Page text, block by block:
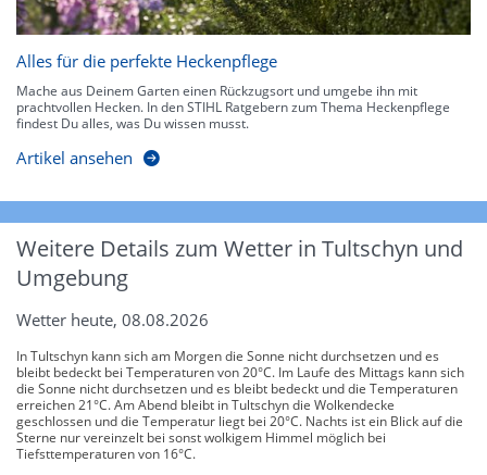
Alles für die perfekte Heckenpflege
Mache aus Deinem Garten einen Rückzugsort und umgebe ihn mit
prachtvollen Hecken. In den STIHL Ratgebern zum Thema Heckenpflege
findest Du alles, was Du wissen musst.
Artikel ansehen
Weitere Details zum Wetter in Tultschyn und
Umgebung
Wetter heute, 08.08.2026
In Tultschyn kann sich am Morgen die Sonne nicht durchsetzen und es
bleibt bedeckt bei Temperaturen von 20°C. Im Laufe des Mittags kann sich
die Sonne nicht durchsetzen und es bleibt bedeckt und die Temperaturen
erreichen 21°C. Am Abend bleibt in Tultschyn die Wolkendecke
geschlossen und die Temperatur liegt bei 20°C. Nachts ist ein Blick auf die
Sterne nur vereinzelt bei sonst wolkigem Himmel möglich bei
Tiefsttemperaturen von 16°C.